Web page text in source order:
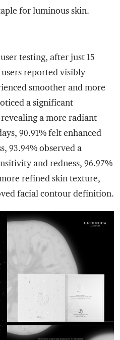
for luminous skin.
testing, after just 15
reported visibly
smoother and more
a significant
a more radiant
90.91% felt enhanced
93.94% observed a
and redness, 96.97%
refined skin texture,
facial contour definition.